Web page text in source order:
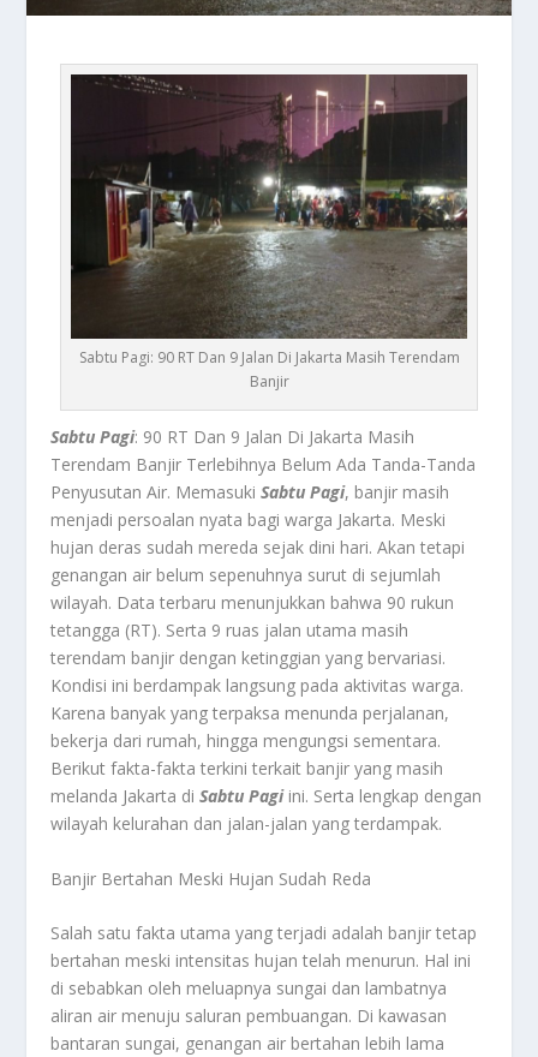
Sabtu Pagi: 90 RT Dan 9 Jalan Di Jakarta Masih Terendam
Banjir
Sabtu Pagi: 90 RT Dan 9 Jalan Di Jakarta Masih
Terendam Banjir Terlebihnya Belum Ada Tanda-Tanda
Penyusutan Air. MemasukiSabtu Pagi, banjir masih
menjadi persoalan nyata bagi warga Jakarta. Meski
hujan deras sudah mereda sejak dini hari. Akan tetapi
genangan air belum sepenuhnya surut di sejumlah
wilayah. Data terbaru menunjukkan bahwa 90 rukun
tetangga (RT). Serta 9 ruas jalan utama masih
terendam banjir dengan ketinggian yang bervariasi.
Kondisi ini berdampak langsung pada aktivitas warga.
Karena banyak yang terpaksa menunda perjalanan,
bekerja dari rumah, hingga mengungsi sementara.
Berikut fakta-fakta terkini terkait banjir yang masih
melanda Jakarta diSabtu Pagiini. Serta lengkap dengan
wilayah kelurahan dan jalan-jalan yang terdampak.
Banjir Bertahan Meski Hujan Sudah Reda
Salah satu fakta utama yang terjadi adalah banjir tetap
bertahan meski intensitas hujan telah menurun. Hal ini
di sebabkan oleh meluapnya sungai dan lambatnya
aliran air menuju saluran pembuangan. Di kawasan
bantaran sungai, genangan air bertahan lebih lama